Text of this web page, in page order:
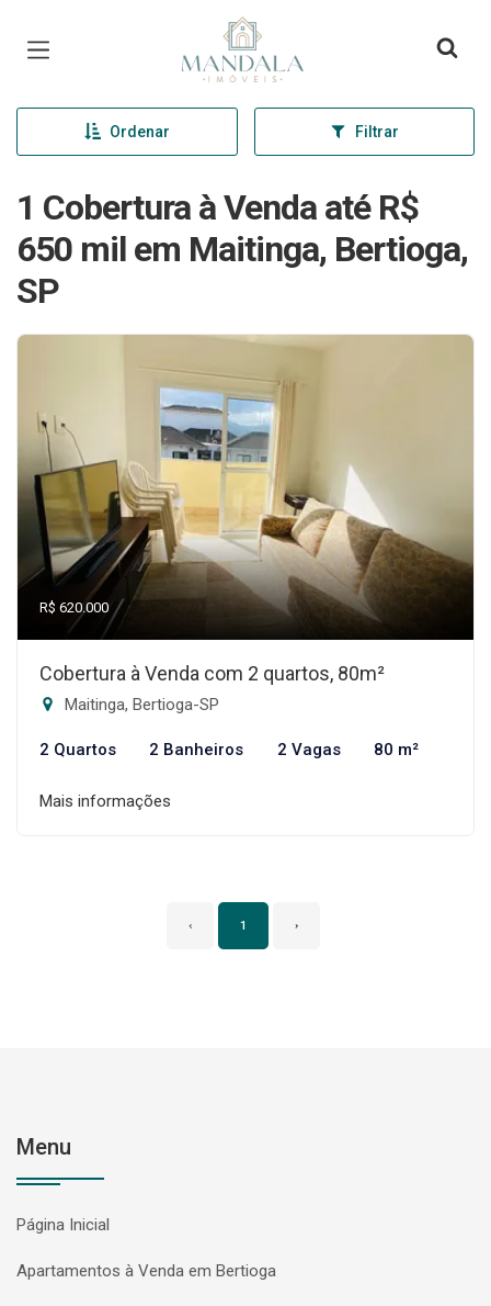
Página inicial
Ordenar Filtrar
1 Cobertura à Venda até R$
650 mil em Maitinga, Bertioga,
SP
R$ 620.000
Cobertura à Venda com 2 quartos, 80m²
Maitinga, Bertioga-SP
2 Quartos 2 Banheiros 2 Vagas 80 m²
Mais informações
‹ 1 ›
Menu
Página Inicial
Apartamentos à Venda em Bertioga